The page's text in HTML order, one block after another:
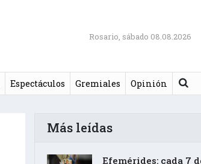
Rosario, sábado 08.08.2026
Espectáculos Gremiales Opinión Buscar
Más leídas
Efemérides: cada 7